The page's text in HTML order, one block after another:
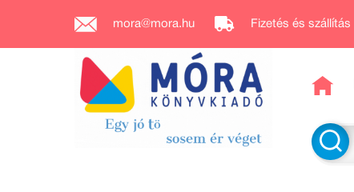
mora@mora.hu Fizetés és szállítás